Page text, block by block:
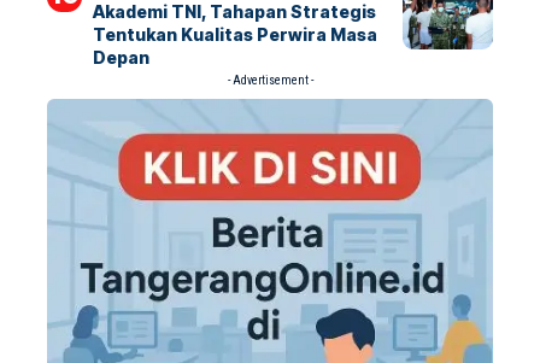
Akademi TNI, Tahapan Strategis
Tentukan Kualitas Perwira Masa
Depan
- Advertisement -